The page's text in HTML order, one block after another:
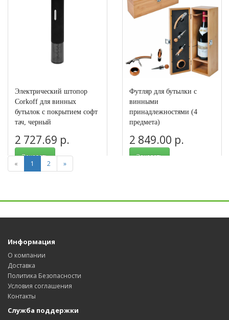
Электрический штопор
Corkoff для винных
бутылок с покрытием софт
тач, черный
2 727.69 р.
Заказать
Арт.: 684507
Футляр для бутылки с
винными
принадлежностями (4
предмета)
2 849.00 р.
Заказать
« 1 2 »
Информация
О компании
Доставка
Политика Безопасности
Условия соглашения
Контакты
Служба поддержки